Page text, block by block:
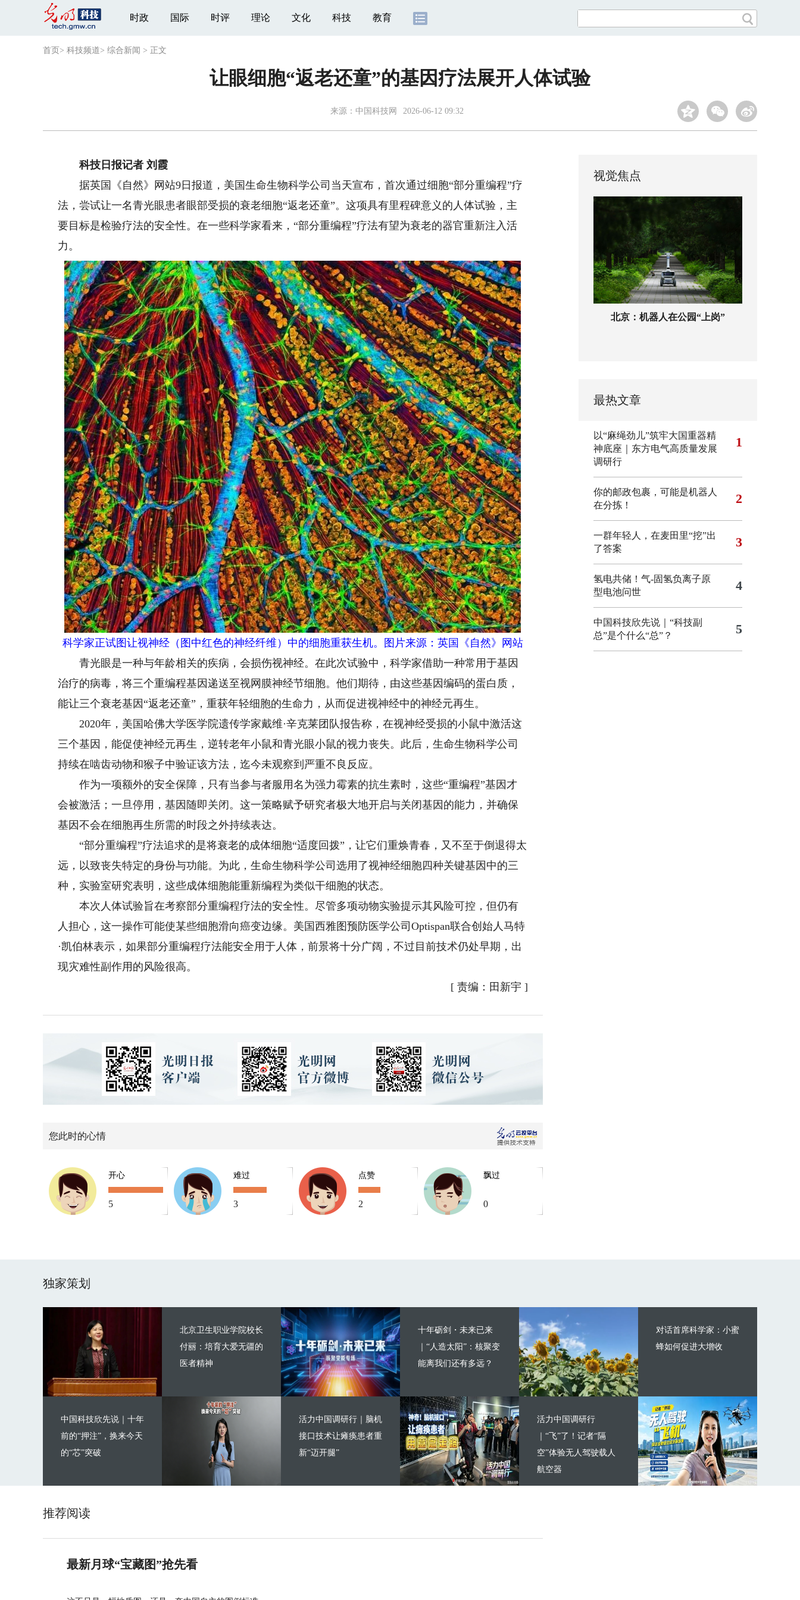
时政 国际 时评 理论 文化 科技 教育
首页 > 科技频道> 综合新闻 > 正文
让眼细胞“返老还童”的基因疗法展开人体试验
来源： 中国科技网 2026-06-12 09:32
科技日报记者 刘霞
据英国《自然》网站9日报道，美国生命生物科学公司当天宣布，首次通过细胞“部分重编程”疗
法，尝试让一名青光眼患者眼部受损的衰老细胞“返老还童”。这项具有里程碑意义的人体试验，主
要目标是检验疗法的安全性。在一些科学家看来，“部分重编程”疗法有望为衰老的器官重新注入活
力。
科学家正试图让视神经（图中红色的神经纤维）中的细胞重获生机。图片来源：英国《自然》网站
青光眼是一种与年龄相关的疾病，会损伤视神经。在此次试验中，科学家借助一种常用于基因
治疗的病毒，将三个重编程基因递送至视网膜神经节细胞。他们期待，由这些基因编码的蛋白质，
能让三个衰老基因“返老还童”，重获年轻细胞的生命力，从而促进视神经中的神经元再生。
2020年，美国哈佛大学医学院遗传学家戴维·辛克莱团队报告称，在视神经受损的小鼠中激活这
三个基因，能促使神经元再生，逆转老年小鼠和青光眼小鼠的视力丧失。此后，生命生物科学公司
持续在啮齿动物和猴子中验证该方法，迄今未观察到严重不良反应。
作为一项额外的安全保障，只有当参与者服用名为强力霉素的抗生素时，这些“重编程”基因才
会被激活；一旦停用，基因随即关闭。这一策略赋予研究者极大地开启与关闭基因的能力，并确保
基因不会在细胞再生所需的时段之外持续表达。
“部分重编程”疗法追求的是将衰老的成体细胞“适度回拨”，让它们重焕青春，又不至于倒退得太
远，以致丧失特定的身份与功能。为此，生命生物科学公司选用了视神经细胞四种关键基因中的三
种，实验室研究表明，这些成体细胞能重新编程为类似干细胞的状态。
本次人体试验旨在考察部分重编程疗法的安全性。尽管多项动物实验提示其风险可控，但仍有
人担心，这一操作可能使某些细胞滑向癌变边缘。美国西雅图预防医学公司Optispan联合创始人马特
·凯伯林表示，如果部分重编程疗法能安全用于人体，前景将十分广阔，不过目前技术仍处早期，出
现灾难性副作用的风险很高。
[ 责编：田新宇 ]
您此时的心情
开心
5
难过
3
点赞
2
飘过
0
视觉焦点
北京：机器人在公园“上岗”
最热文章
以“麻绳劲儿”筑牢大国重器精
神底座｜东方电气高质量发展
调研行
1
你的邮政包裹，可能是机器人
在分拣！
2
一群年轻人，在麦田里“挖”出
了答案
3
氢电共储！气-固氢负离子原
型电池问世
4
中国科技欣先说｜“科技副
总”是个什么“总”？
5
独家策划
北京卫生职业学院校长
付丽：培育大爱无疆的
医者精神
中国科技欣先说｜十年
前的“押注”，换来今天
的“芯”突破
十年砺剑・未来已来
｜“人造太阳”：核聚变
能离我们还有多远？
活力中国调研行｜脑机
接口技术让瘫痪患者重
新“迈开腿”
对话首席科学家：小蜜
蜂如何促进大增收
活力中国调研行
｜“飞”了！记者“隔
空”体验无人驾驶载人
航空器
推荐阅读
最新月球“宝藏图”抢先看